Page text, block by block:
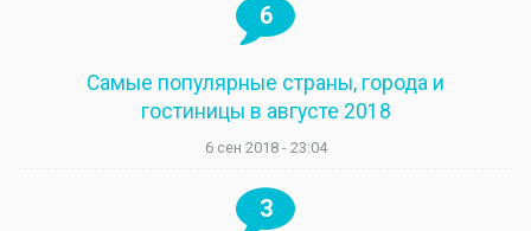
6
Самые популярные страны, города и
гостиницы в августе 2018
6 сен 2018 - 23:04
3